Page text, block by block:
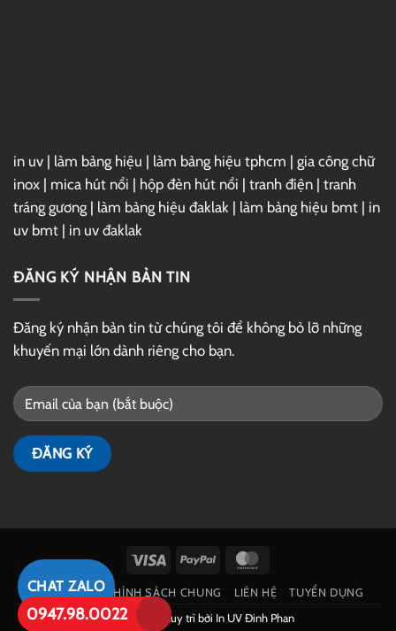
CHAT ZALO
0947.98.0022
in uv | làm bảng hiệu | làm bảng hiệu tphcm | gia công chữ
inox | mica hút nổi | hộp đèn hút nổi | tranh điện | tranh
tráng gương | làm bảng hiệu đaklak | làm bảng hiệu bmt | in
uv bmt | in uv đaklak
ĐĂNG KÝ NHẬN BẢN TIN
Đăng ký nhận bản tin từ chúng tôi để không bỏ lỡ những
khuyến mại lớn dành riêng cho bạn.
Visa PayPal
GIỚI THIỆU CHÍNH SÁCH CHUNG LIÊN HỆ TUYỂN DỤNG
Phát triển và duy trì bởi In UV Đinh Phan